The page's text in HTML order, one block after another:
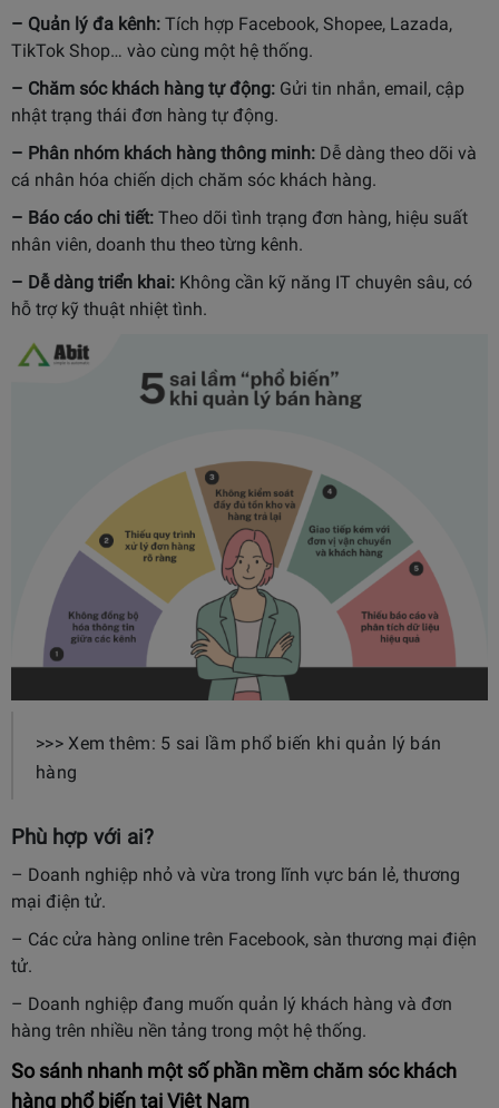
– Quản lý đa kênh: Tích hợp Facebook, Shopee, Lazada,
TikTok Shop… vào cùng một hệ thống.
– Chăm sóc khách hàng tự động: Gửi tin nhắn, email, cập
nhật trạng thái đơn hàng tự động.
– Phân nhóm khách hàng thông minh: Dễ dàng theo dõi và
cá nhân hóa chiến dịch chăm sóc khách hàng.
– Báo cáo chi tiết: Theo dõi tình trạng đơn hàng, hiệu suất
nhân viên, doanh thu theo từng kênh.
– Dễ dàng triển khai: Không cần kỹ năng IT chuyên sâu, có
hỗ trợ kỹ thuật nhiệt tình.
>>> Xem thêm: 5 sai lầm phổ biến khi quản lý bán
hàng
Phù hợp với ai?
– Doanh nghiệp nhỏ và vừa trong lĩnh vực bán lẻ, thương
mại điện tử.
– Các cửa hàng online trên Facebook, sàn thương mại điện
tử.
– Doanh nghiệp đang muốn quản lý khách hàng và đơn
hàng trên nhiều nền tảng trong một hệ thống.
So sánh nhanh một số phần mềm chăm sóc khách
hàng phổ biến tại Việt Nam